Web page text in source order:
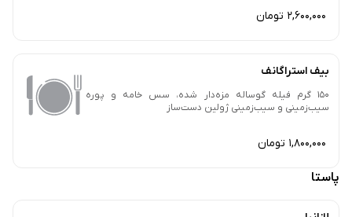
2,600,000 تومان
بیف استراگانف
150 گرم فیله گوساله مزه‌دار شده، سس خامه و پوره
سیب‌زمینی و سیب‌زمینی ژولین دست‌ساز
1,800,000 تومان
پاستا